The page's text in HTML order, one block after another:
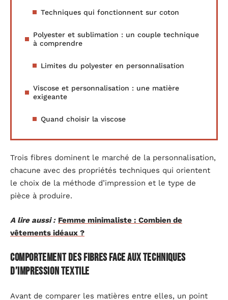
Techniques qui fonctionnent sur coton
Polyester et sublimation : un couple technique
à comprendre
Limites du polyester en personnalisation
Viscose et personnalisation : une matière
exigeante
Quand choisir la viscose
Trois fibres dominent le marché de la personnalisation,
chacune avec des propriétés techniques qui orientent
le choix de la méthode d’impression et le type de
pièce à produire.
A lire aussi : Femme minimaliste : Combien de
vêtements idéaux ?
Comportement des fibres face aux techniques
d’impression textile
Avant de comparer les matières entre elles, un point